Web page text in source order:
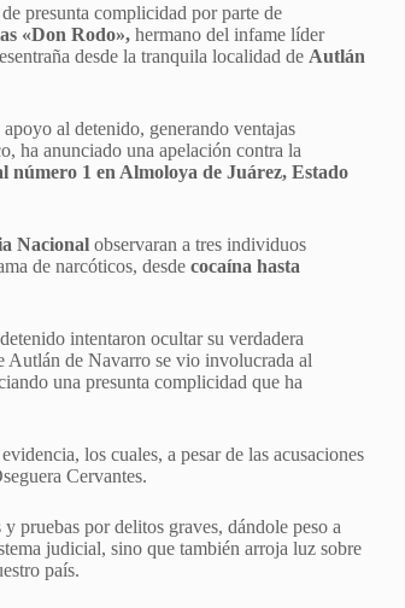
presunta complicidad por parte de
«Don Rodo», hermano del infame líder
desde la tranquila localidad de Autlán
al detenido, generando ventajas
ha anunciado una apelación contra la
número 1 en Almoloya de Juárez, Estado
Nacional observaran a tres individuos
de narcóticos, desde cocaína hasta
intentaron ocultar su verdadera
Autlán de Navarro se vio involucrada al
una presunta complicidad que ha
los cuales, a pesar de las acusaciones
Cervantes.
pruebas por delitos graves, dándole peso a
judicial, sino que también arroja luz sobre
país.